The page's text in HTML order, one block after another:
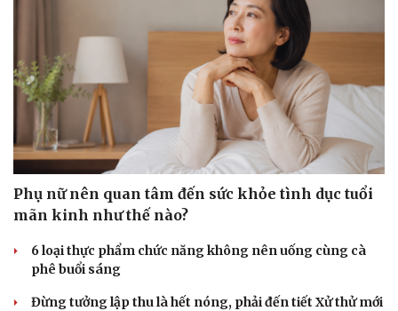
Doanh nghiệp
Thông tin doanh nghiệp
Doanh nghiệp 24h
Doanh nhân
Vì cộng đồng
Công nghệ
Sành điệu
Tin Công nghệ
Trải nghiệm
Chuyển đổi số
Phụ nữ nên quan tâm đến sức khỏe tình dục tuổi
mãn kinh như thế nào?
6 loại thực phẩm chức năng không nên uống cùng cà
phê buổi sáng
Đừng tưởng lập thu là hết nóng, phải đến tiết Xử thử mới